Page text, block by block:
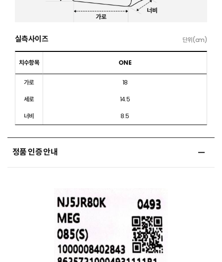
실측사이즈 단위(cm)
치수항목 ONE
가로
18
세로
14.5
너비
8.5
정품 인증 안내